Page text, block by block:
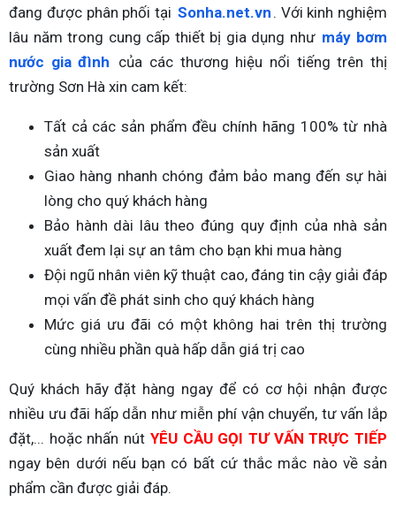
đang được phân phối tại Sonha.net.vn . Với kinh nghiệm
lâu năm trong cung cấp thiết bị gia dụng như máy bơm
nước gia đình của các thương hiệu nổi tiếng trên thị
trường Sơn Hà xin cam kết:
Tất cả các sản phẩm đều chính hãng 100% từ nhà
sản xuất
Giao hàng nhanh chóng đảm bảo mang đến sự hài
lòng cho quý khách hàng
Bảo hành dài lâu theo đúng quy định của nhà sản
xuất đem lại sự an tâm cho bạn khi mua hàng
Đội ngũ nhân viên kỹ thuật cao, đáng tin cậy giải đáp
mọi vấn đề phát sinh cho quý khách hàng
Mức giá ưu đãi có một không hai trên thị trường
cùng nhiều phần quà hấp dẫn giá trị cao
Quý khách hãy đặt hàng ngay để có cơ hội nhận được
nhiều ưu đãi hấp dẫn như miễn phí vận chuyển, tư vấn lắp
đặt,... hoặc nhấn nút YÊU CẦU GỌI TƯ VẤN TRỰC TIẾP
ngay bên dưới nếu bạn có bất cứ thắc mắc nào về sản
phẩm cần được giải đáp.